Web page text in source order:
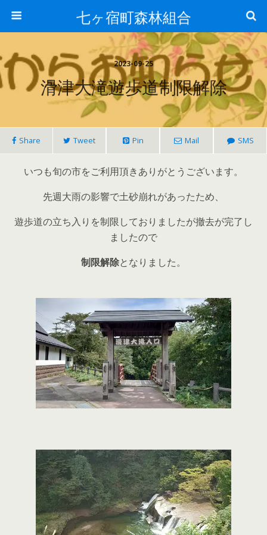
七ヶ宿町森林組合
2023-09-25
滑津大滝遊歩道制限解除
Share Tweet Pin Mail SMS
いつも旬の市をご利用頂きありがとうございます。
先週大雨の影響で土砂崩れがあったため、
遊歩道の立ち入りを制限しておりましたが撤去が完了し
ましたので
制限解除となりました。